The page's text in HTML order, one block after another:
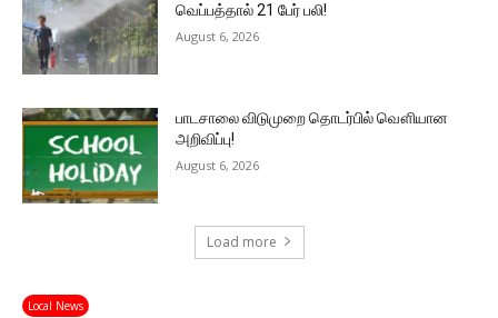
வெப்பத்தால் 21 பேர் பலி!
August 6, 2026
பாடசாலை விடுமுறை தொடர்பில் வௌியான
அறிவிப்பு!
August 6, 2026
Load more
Local News